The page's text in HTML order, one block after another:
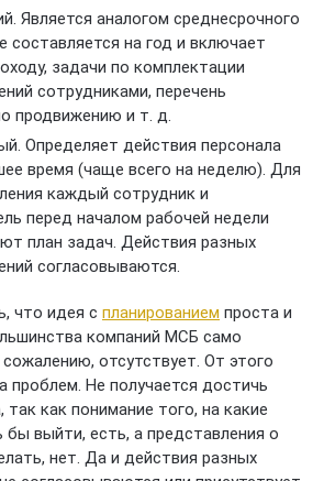
Является аналогом среднесрочного
составляется на год и включает
задачи по комплектации
сотрудниками, перечень
продвижению и т. д.
Определяет действия персонала
время (чаще всего на неделю). Для
каждый сотрудник и
перед началом рабочей недели
план задач. Действия разных
согласовываются.
что идея с планированием проста и
компаний МСБ само
сожалению, отсутствует. От этого
проблем. Не получается достичь
так как понимание того, на какие
выйти, есть, а представления о
нет. Да и действия разных